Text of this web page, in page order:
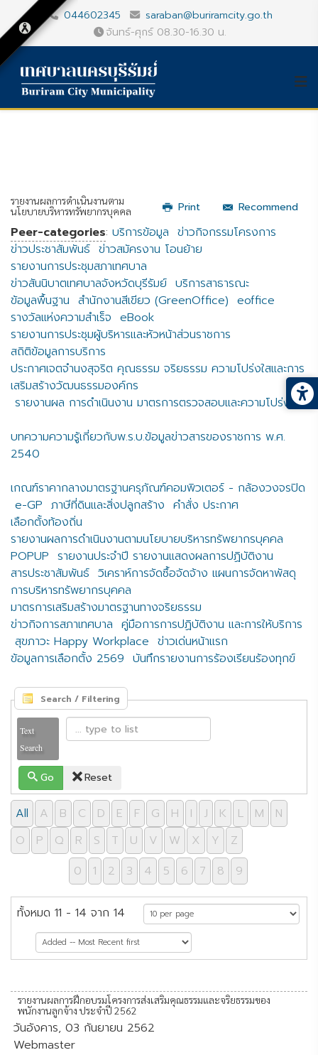
044602345
saraban@buriramcity.go.th
จันทร์-ศุกร์ 08.30-16.30 น.
Print Recommend
รายงานผลการดำเนินงานตาม
นโยบายบริหารทรัพยากรบุคคล
Peer-categories: บริการข้อมูล ข่าวกิจกรรมโครงการ
ข่าวประชาสัมพันธ์ ข่าวสมัครงาน โอนย้าย
รายงานการประชุมสภาเทศบาล
ข่าวสันนิบาตเทศบาลจังหวัดบุรีรัมย์ บริการสาธารณะ
ข้อมูลพื้นฐาน สำนักงานสีเขียว (GreenOffice) eoffice
รางวัลแห่งความสำเร็จ eBook
รายงานการประชุมผู้บริหารและหัวหน้าส่วนราชการ
สถิติข้อมูลการบริการ
ประกาศเจตจำนงสุจริต คุณธรรม จริยธรรม ความโปร่งใสและการ
เสริมสร้างวัฒนธรรมองค์กร
รายงานผล การดำเนินงาน มาตรการตรวจสอบและความโปร่งใส
บทความความรู้เกี่ยวกับพ.ร.บ.ข้อมูลข่าวสารของราชการ พ.ศ.
2540
เกณฑ์ราคากลางมาตรฐานครุภัณฑ์คอมพิวเตอร์ - กล้องวงจรปิด
e-GP ภาษีที่ดินและสิ่งปลูกสร้าง คำสั่ง ประกาศ
เลือกตั้งท้องถิ่น
รายงานผลการดำเนินงานตามนโยบายบริหารทรัพยากรบุคคล
POPUP รายงานประจำปี รายงานแสดงผลการปฏิบัติงาน
สารประชาสัมพันธ์ วิเคราห์การจัดซื้อจัดจ้าง แผนการจัดหาพัสดุ
การบริหารทรัพยากรบุคคล
มาตรการเสริมสร้างมาตรฐานทางจริยธรรม
ข่าวกิจการสภาเทศบาล คู่มือการการปฏิบัติงาน และการให้บริการ
สุขภาวะ Happy Workplace ข่าวเด่นหน้าแรก
ข้อมูลการเลือกตั้ง 2569 บันทึกรายงานการร้องเรียนร้องทุกข์
Search / Filtering
Text
Search
Go Reset
All A B C D E F G H I J K L M
N
O
P Q R S T U V W X Y
Z
0
1 2 3 4 5 6 7 8 9
ทั้งหมด 11 - 14 จาก 14
รายงานผลการฝึกอบรมโครงการส่งเสริมคุณธรรมและจริยธรรมของ
พนักงานลูกจ้าง ประจำปี 2562
วันอังคาร, 03 กันยายน 2562
Webmaster